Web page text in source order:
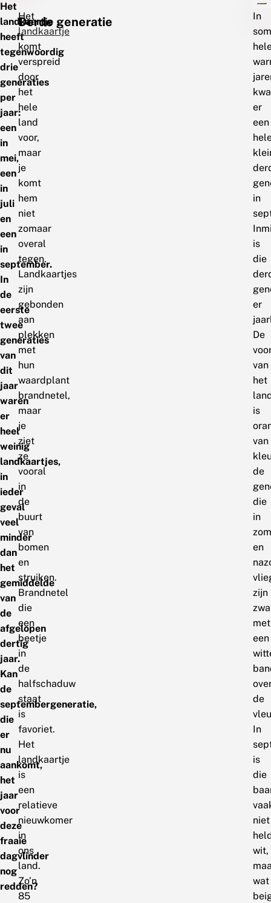
Het
landkaartje
heeft
tegenwoordig
drie
generaties
per
jaar:
een
in
mei,
een
in
juli
en
een
in
september.
In
de
eerste
twee
generaties
van
dit
jaar
waren
er
heel
weinig
landkaartjes,
in
ieder
geval
veel
minder
dan
het
gemiddelde
van
de
afgelopen
dertig
jaar.
Kan
de
septembergeneratie,
die
er
nu
aankomt,
het
jaar
voor
deze
fraaie
dagvlinder
nog
redden?
Het
landkaartje
komt
verspreid
door
het
hele
land
voor,
maar
je
komt
hem
niet
zomaar
overal
tegen.
Landkaartjes
zijn
gebonden
aan
plekken
met
hun
waardplant
brandnetel,
maar
je
ziet
ze
vooral
in
de
buurt
van
bomen
en
struiken.
Brandnetel
die
een
beetje
in
de
halfschaduw
staat
is
favoriet.
Het
landkaartje
is
een
relatieve
nieuwkomer
in
ons
land.
Zo’n
85
Derde generatie
In
er
een
in
is
die
er
De
van
het
is
van
de
die
in
en
zijn
met
een
de
In
is
die
niet
wit,
wat